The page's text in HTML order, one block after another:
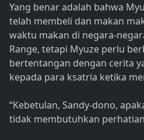
Yang benar adalah bahwa
telah membeli dan makan
waktu makan di negara-
Range, tetapi Myuze perlu
bertentangan dengan cerita
kepada para ksatria ketika
“Kebetulan, Sandy-dono,
tidak membutuhkan